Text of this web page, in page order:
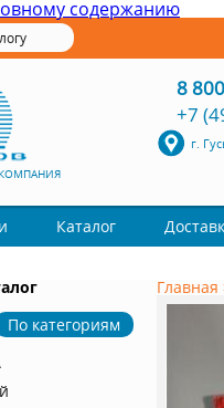
содержанию
8
+7
г.
Каталог
По категориям
Главная